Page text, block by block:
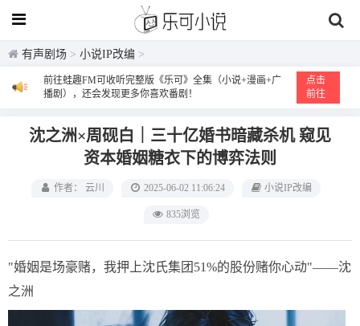
有声剧场 > 小说IP改编 >
前往蛙趣FM可收听完整版《乐可》全集（小说+漫画+广
播剧），还会发现更多你喜欢番剧！
点击
前往
沈之洲×周砚白｜三十亿婚书暗藏杀机 窥见
资本婚姻糖衣下的博弈法则
作者： 云川 2025-06-02 11:06:24 小说IP改编
835浏览
"婚姻是场豪赌，我押上沈氏集团51%的股份赌你心动"——沈
之洲